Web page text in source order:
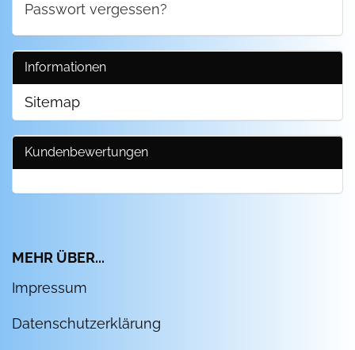
Passwort vergessen?
Informationen
Sitemap
Kundenbewertungen
MEHR ÜBER...
Impressum
Datenschutzerklärung